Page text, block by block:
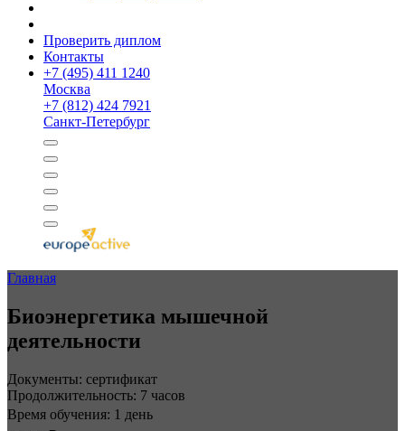
Проверить диплом
Контакты
+7 (495) 411 1240
Москва
+7 (812) 424 7921
Санкт-Петербург
Главная
Биоэнергетика мышечной
деятельности
Документы: сертификат
Продолжительность: 7 часов
Время обучения: 1 день